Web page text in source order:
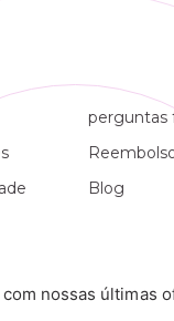
perguntas
Blog
nossas últimas